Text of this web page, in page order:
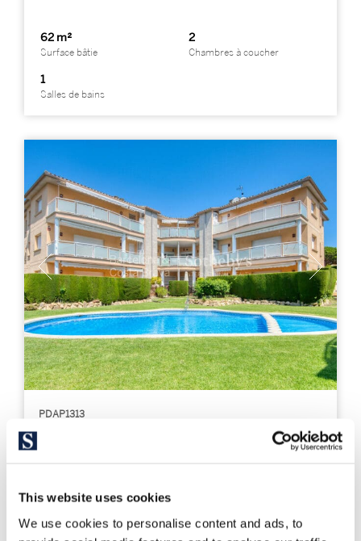
This website uses cookies
We use cookies to personalise content and ads, to
62 m²
Surface bâtie
2
Chambres à coucher
1
Salles de bains
PDAP1313
Penthouse à Playa de Aro à 300 mètres
de la plage